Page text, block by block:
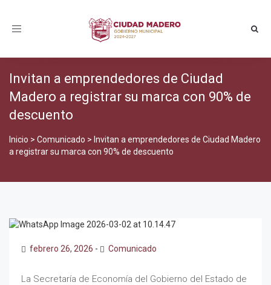
Toggle
Invitan a emprendedores de Ciudad
Madero a registrar su marca con 90% de
descuento
Inicio > Comunicado > Invitan a emprendedores de Ciudad Madero
a registrar su marca con 90% de descuento
febrero 26, 2026 - Comunicado
La Secretaría de Economía del Gobierno del Estado de